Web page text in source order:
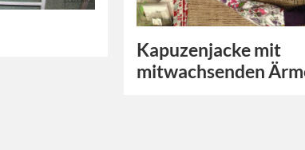
Kapuzenjacke mit
mitwachsenden